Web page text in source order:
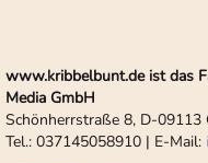
www.kribbelbunt.de ist das
Media GmbH
Schönherrstraße 8, D-09113
Tel.: 037145058910 | E-Mail: